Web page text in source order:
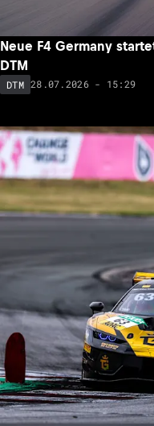
Neue F4 Germany
DTM
DTM 28.07.2026 - 15:29